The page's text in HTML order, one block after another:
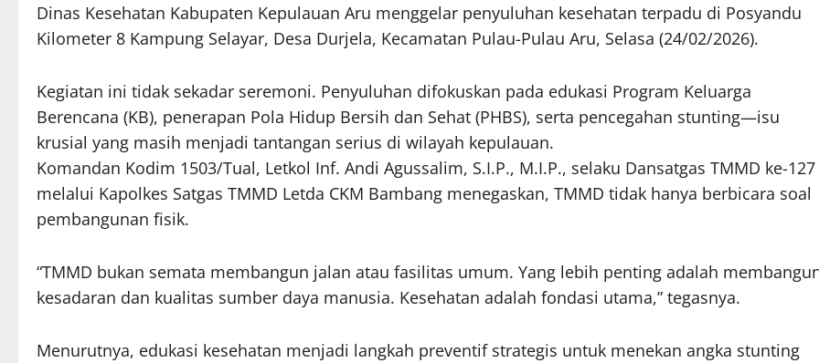
Dinas Kesehatan Kabupaten Kepulauan Aru menggelar penyuluhan kesehatan terpadu di Posyandu
Kilometer 8 Kampung Selayar, Desa Durjela, Kecamatan Pulau-Pulau Aru, Selasa (24/02/2026).
Kegiatan ini tidak sekadar seremoni. Penyuluhan difokuskan pada edukasi Program Keluarga
Berencana (KB), penerapan Pola Hidup Bersih dan Sehat (PHBS), serta pencegahan stunting—isu
krusial yang masih menjadi tantangan serius di wilayah kepulauan.
Komandan Kodim 1503/Tual, Letkol Inf. Andi Agussalim, S.I.P., M.I.P., selaku Dansatgas TMMD ke-127
melalui Kapolkes Satgas TMMD Letda CKM Bambang menegaskan, TMMD tidak hanya berbicara soal
pembangunan fisik.
“TMMD bukan semata membangun jalan atau fasilitas umum. Yang lebih penting adalah
kesadaran dan kualitas sumber daya manusia. Kesehatan adalah fondasi utama,” tegasnya.
Menurutnya, edukasi kesehatan menjadi langkah preventif strategis untuk menekan angka stunting